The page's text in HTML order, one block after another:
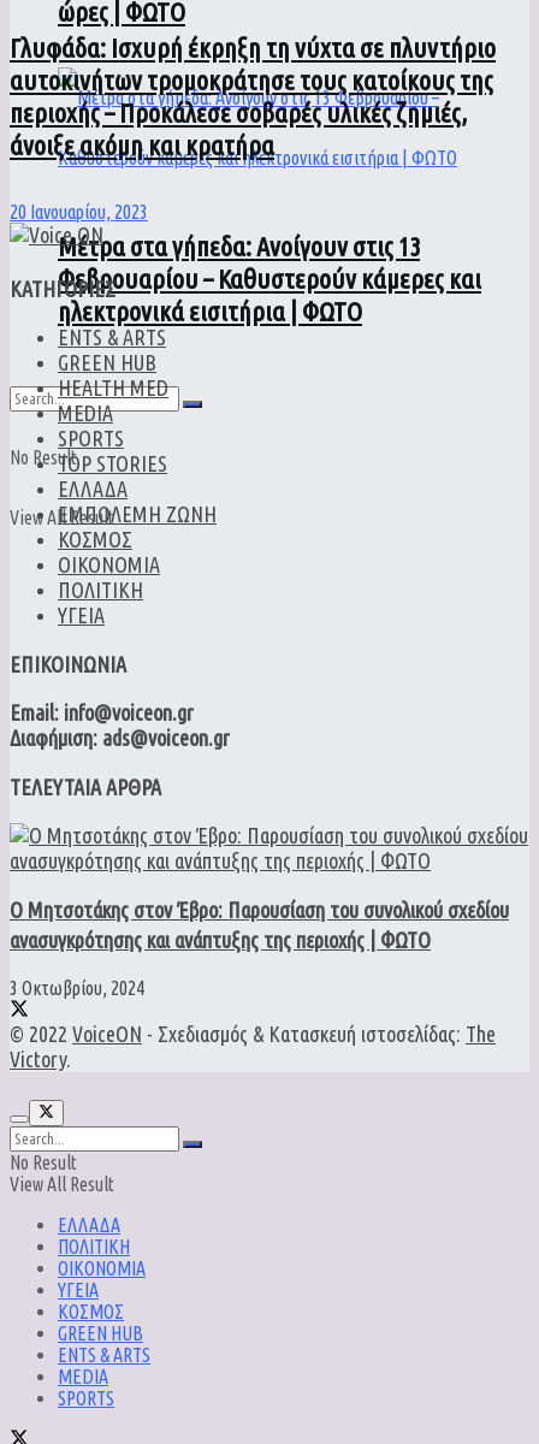
ώρες | ΦΩΤΟ
Μέτρα στα γήπεδα: Ανοίγουν στις 13
Φεβρουαρίου – Καθυστερούν κάμερες και
ηλεκτρονικά εισιτήρια | ΦΩΤΟ
No Result
View All Result
Γλυφάδα: Ισχυρή έκρηξη τη νύχτα σε πλυντήριο
αυτοκινήτων τρομοκράτησε τους κατοίκους της
περιοχής – Προκάλεσε σοβαρές υλικές ζημιές,
άνοιξε ακόμη και κρατήρα
20 Ιανουαρίου, 2023
ΚΑΤΗΓΟΡΙΕΣ
ENTS & ARTS
GREEN HUB
HEALTH MED
MEDIA
SPORTS
TOP STORIES
ΕΛΛΑΔΑ
ΕΜΠΟΛΕΜΗ ΖΩΝΗ
ΚΟΣΜΟΣ
ΟΙΚΟΝΟΜΙΑ
ΠΟΛΙΤΙΚΗ
ΥΓΕΙΑ
ΕΠΙΚΟΙΝΩΝΙΑ
Email: info@voiceon.gr
Διαφήμιση: ads@voiceon.gr
ΤΕΛΕΥΤΑΙΑ ΑΡΘΡΑ
Ο Μητσοτάκης στον Έβρο: Παρουσίαση του συνολικού σχεδίου
ανασυγκρότησης και ανάπτυξης της περιοχής | ΦΩΤΟ
3 Οκτωβρίου, 2024
© 2022 VoiceON - Σχεδιασμός & Κατασκευή ιστοσελίδας: The
Victory.
No Result
View All Result
ΕΛΛΑΔΑ
ΠΟΛΙΤΙΚΗ
ΟΙΚΟΝΟΜΙΑ
ΥΓΕΙΑ
ΚΟΣΜΟΣ
GREEN HUB
ENTS & ARTS
MEDIA
SPORTS